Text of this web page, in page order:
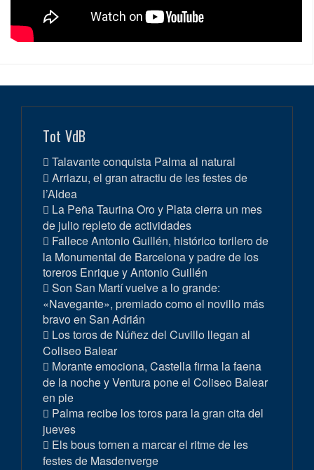
Tot VdB
Talavante conquista Palma al natural
Arriazu, el gran atractiu de les festes de
l’Aldea
La Peña Taurina Oro y Plata cierra un mes
de julio repleto de actividades
Fallece Antonio Guillén, histórico torilero de
la Monumental de Barcelona y padre de los
toreros Enrique y Antonio Guillén
Son San Martí vuelve a lo grande:
«Navegante», premiado como el novillo más
bravo en San Adrián
Los toros de Núñez del Cuvillo llegan al
Coliseo Balear
Morante emociona, Castella firma la faena
de la noche y Ventura pone el Coliseo Balear
en pie
Palma recibe los toros para la gran cita del
jueves
Els bous tornen a marcar el ritme de les
festes de Masdenverge